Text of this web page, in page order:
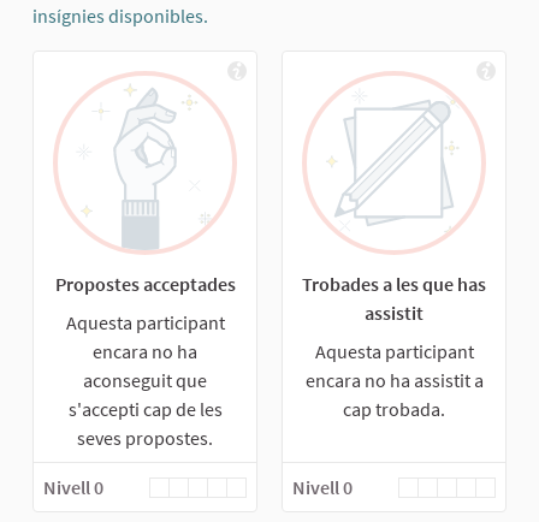
insígnies disponibles.
Propostes acceptades
Aquesta participant
encara no ha
aconseguit que
s'accepti cap de les
seves propostes.
Nivell 0
Trobades a les que has
assistit
Aquesta participant
encara no ha assistit a
cap trobada.
Nivell 0